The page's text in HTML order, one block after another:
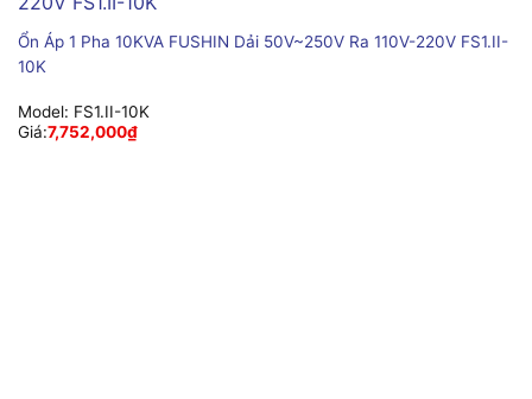
Ổn Áp 1 Pha 10KVA FUSHIN Dải 50V~250V Ra 110V-220V FS1.II-
10K
Model: FS1.II-10K
Giá:7,752,000₫